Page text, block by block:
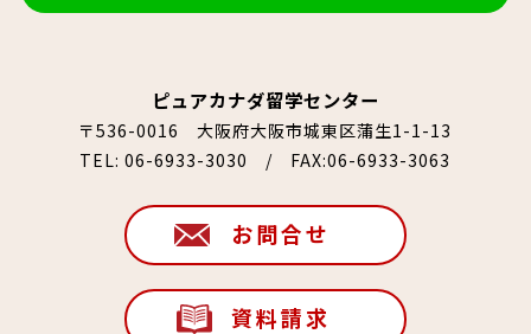
ピュアカナダ留学センター
〒536-0016 大阪府大阪市城東区蒲生1-1-13
TEL:06-6933-3030 / FAX:06-6933-3063
お問合せ
資料請求